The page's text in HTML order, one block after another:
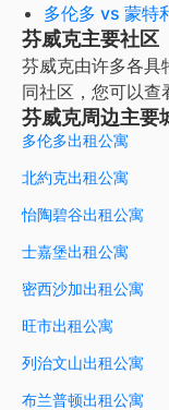
多伦多 vs 蒙特
芬威克主要社区
芬威克由许多各具
同社区，您可以查
芬威克周边主要
多伦多出租公寓
北約克出租公寓
怡陶碧谷出租公寓
士嘉堡出租公寓
密西沙加出租公寓
旺市出租公寓
列治文山出租公寓
布兰普顿出租公寓